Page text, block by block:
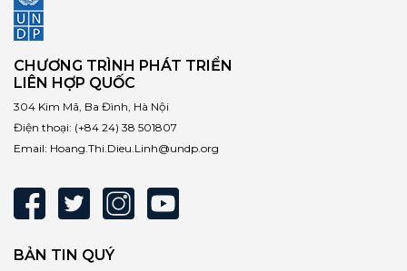
CHƯƠNG TRÌNH PHÁT TRIỂN
LIÊN HỢP QUỐC
304 Kim Mã, Ba Đình, Hà Nội
Điện thoại: (+84 24) 38 501807
Email: Hoang.Thi.Dieu.Linh@undp.org
BẢN TIN QUÝ